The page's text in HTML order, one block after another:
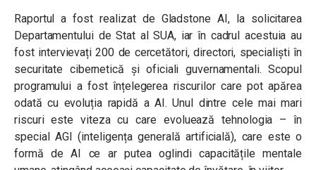
Raportul a fost realizat de Gladstone AI, la solicitarea
Departamentului de Stat al SUA, iar în cadrul acestuia au
fost intervievați 200 de cercetători, directori, specialiști în
securitate cibernetică și oficiali guvernamentali. Scopul
programului a fost înțelegerea riscurilor care pot apărea
odată cu evoluția rapidă a AI. Unul dintre cele mai mari
riscuri este viteza cu care evoluează tehnologia – în
special AGI (inteligența generală artificială), care este o
formă de AI ce ar putea oglindi capacitățile mentale